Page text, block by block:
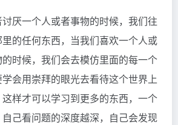
厌一个人或者事物的时候，我们往
的任何东西，当我们喜欢一个人或
时候，我们会去模仿里面的每一个
会用崇拜的眼光去看待这个世界上
样才可以学习到更多的东西，一个
己看问题的深度越深，自己会发现